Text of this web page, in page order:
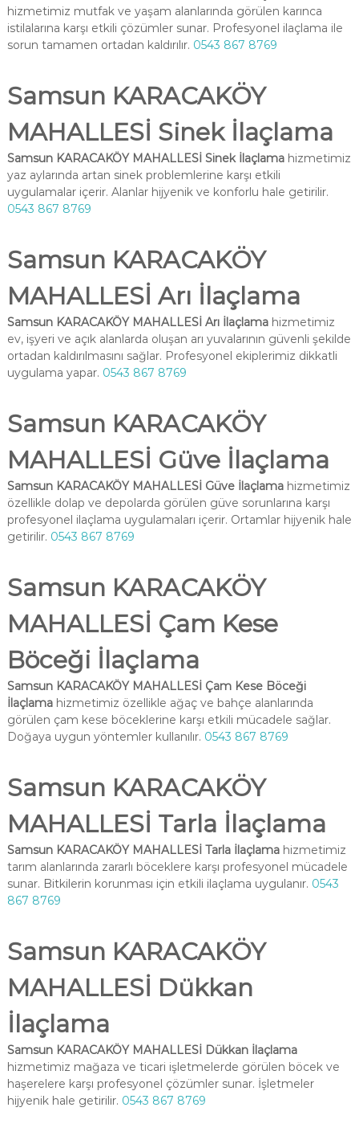
hizmetimiz mutfak ve yaşam alanlarında görülen karınca
istilalarına karşı etkili çözümler sunar. Profesyonel ilaçlama ile
sorun tamamen ortadan kaldırılır. 0543 867 8769
Samsun KARACAKÖY
MAHALLESİ Sinek İlaçlama
Samsun KARACAKÖY MAHALLESİ Sinek İlaçlamahizmetimiz
yaz aylarında artan sinek problemlerine karşı etkili
uygulamalar içerir. Alanlar hijyenik ve konforlu hale getirilir.
0543 867 8769
Samsun KARACAKÖY
MAHALLESİ Arı İlaçlama
Samsun KARACAKÖY MAHALLESİ Arı İlaçlamahizmetimiz
ev, işyeri ve açık alanlarda oluşan arı yuvalarının güvenli şekilde
ortadan kaldırılmasını sağlar. Profesyonel ekiplerimiz dikkatli
uygulama yapar. 0543 867 8769
Samsun KARACAKÖY
MAHALLESİ Güve İlaçlama
Samsun KARACAKÖY MAHALLESİ Güve İlaçlamahizmetimiz
özellikle dolap ve depolarda görülen güve sorunlarına karşı
profesyonel ilaçlama uygulamaları içerir. Ortamlar hijyenik hale
getirilir. 0543 867 8769
Samsun KARACAKÖY
MAHALLESİ Çam Kese
Böceği İlaçlama
Samsun KARACAKÖY MAHALLESİ Çam Kese Böceği
İlaçlamahizmetimiz özellikle ağaç ve bahçe alanlarında
görülen çam kese böceklerine karşı etkili mücadele sağlar.
Doğaya uygun yöntemler kullanılır. 0543 867 8769
Samsun KARACAKÖY
MAHALLESİ Tarla İlaçlama
Samsun KARACAKÖY MAHALLESİ Tarla İlaçlamahizmetimiz
tarım alanlarında zararlı böceklere karşı profesyonel mücadele
sunar. Bitkilerin korunması için etkili ilaçlama uygulanır. 0543
867 8769
Samsun KARACAKÖY
MAHALLESİ Dükkan
İlaçlama
Samsun KARACAKÖY MAHALLESİ Dükkan İlaçlama
hizmetimiz mağaza ve ticari işletmelerde görülen böcek ve
haşerelere karşı profesyonel çözümler sunar. İşletmeler
hijyenik hale getirilir. 0543 867 8769